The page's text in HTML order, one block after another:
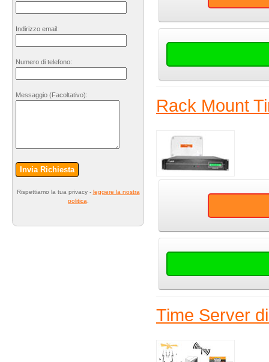
Rack Mount
Time Server
Indirizzo email:
Numero di telefono:
Messaggio (Facoltativo):
Invia Richiesta
Rispettiamo la tua privacy - leggere la nostra
politica.